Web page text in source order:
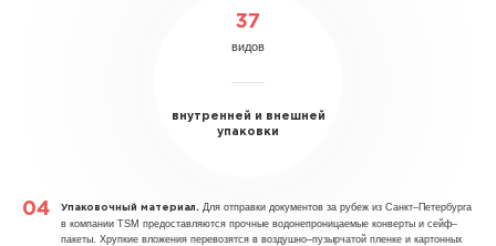
37
видов
внутренней и внешней
упаковки
Упаковочный материал.
Для отправки документов за рубеж из Санкт–Петербурга
в компании TSM предоставляются прочные водонепроницаемые конверты и сейф–
пакеты. Хрупкие вложения перевозятся в воздушно–пузырчатой пленке и картонных